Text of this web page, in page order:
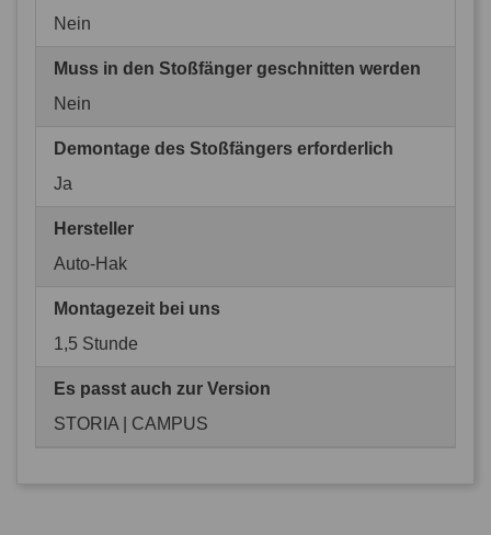
Nein
Muss in den Stoßfänger geschnitten werden
Nein
Demontage des Stoßfängers erforderlich
Ja
Hersteller
Auto-Hak
Montagezeit bei uns
1,5 Stunde
Es passt auch zur Version
STORIA | CAMPUS